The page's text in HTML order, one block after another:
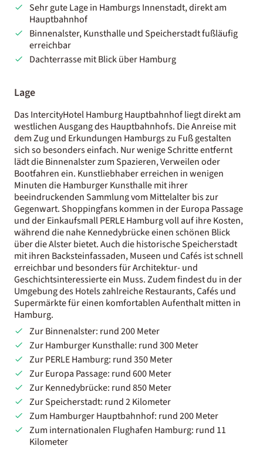
Sehr gute Lage in Hamburgs Innenstadt, direkt am
Hauptbahnhof
Binnenalster, Kunsthalle und Speicherstadt fußläufig
erreichbar
Dachterrasse mit Blick über Hamburg
Lage
Das IntercityHotel Hamburg Hauptbahnhof liegt direkt am
westlichen Ausgang des Hauptbahnhofs. Die Anreise mit
dem Zug und Erkundungen Hamburgs zu Fuß gestalten
sich so besonders einfach. Nur wenige Schritte entfernt
lädt die Binnenalster zum Spazieren, Verweilen oder
Bootfahren ein. Kunstliebhaber erreichen in wenigen
Minuten die Hamburger Kunsthalle mit ihrer
beeindruckenden Sammlung vom Mittelalter bis zur
Gegenwart. Shoppingfans kommen in der Europa Passage
und der Einkaufsmall PERLE Hamburg voll auf ihre Kosten,
während die nahe Kennedybrücke einen schönen Blick
über die Alster bietet. Auch die historische Speicherstadt
mit ihren Backsteinfassaden, Museen und Cafés ist schnell
erreichbar und besonders für Architektur- und
Geschichtsinteressierte ein Muss. Zudem findest du in der
Umgebung des Hotels zahlreiche Restaurants, Cafés und
Supermärkte für einen komfortablen Aufenthalt mitten in
Hamburg.
Zur Binnenalster: rund 200 Meter
Zur Hamburger Kunsthalle: rund 300 Meter
Zur PERLE Hamburg: rund 350 Meter
Zur Europa Passage: rund 600 Meter
Zur Kennedybrücke: rund 850 Meter
Zur Speicherstadt: rund 2 Kilometer
Zum Hamburger Hauptbahnhof: rund 200 Meter
Zum internationalen Flughafen Hamburg: rund 11
Kilometer